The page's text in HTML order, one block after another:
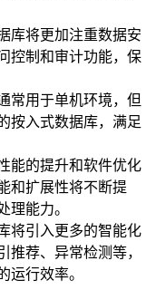
库将更加注重数据安
控制和审计功能，保
常用于单机环境，但
按入式数据库，满足
能的提升和软件优化
和扩展性将不断提
理能力。
将引入更多的智能化
推荐、异常检测等，
运行效率。